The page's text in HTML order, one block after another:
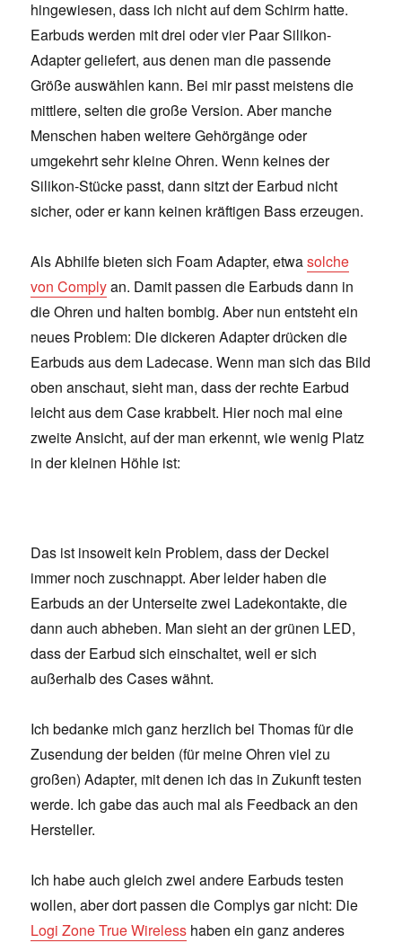
hingewiesen, dass ich nicht auf dem Schirm hatte.
Earbuds werden mit drei oder vier Paar Silikon-
Adapter geliefert, aus denen man die passende
Größe auswählen kann. Bei mir passt meistens die
mittlere, selten die große Version. Aber manche
Menschen haben weitere Gehörgänge oder
umgekehrt sehr kleine Ohren. Wenn keines der
Silikon-Stücke passt, dann sitzt der Earbud nicht
sicher, oder er kann keinen kräftigen Bass erzeugen.
Als Abhilfe bieten sich Foam Adapter, etwasolche
von Complyan. Damit passen die Earbuds dann in
die Ohren und halten bombig. Aber nun entsteht ein
neues Problem: Die dickeren Adapter drücken die
Earbuds aus dem Ladecase. Wenn man sich das Bild
oben anschaut, sieht man, dass der rechte Earbud
leicht aus dem Case krabbelt. Hier noch mal eine
zweite Ansicht, auf der man erkennt, wie wenig Platz
in der kleinen Höhle ist:
Das ist insoweit kein Problem, dass der Deckel
immer noch zuschnappt. Aber leider haben die
Earbuds an der Unterseite zwei Ladekontakte, die
dann auch abheben. Man sieht an der grünen LED,
dass der Earbud sich einschaltet, weil er sich
außerhalb des Cases wähnt.
Ich bedanke mich ganz herzlich bei Thomas für die
Zusendung der beiden (für meine Ohren viel zu
großen) Adapter, mit denen ich das in Zukunft testen
werde. Ich gabe das auch mal als Feedback an den
Hersteller.
Ich habe auch gleich zwei andere Earbuds testen
wollen, aber dort passen die Complys gar nicht: Die
Logi Zone True Wireless haben ein ganz anderes